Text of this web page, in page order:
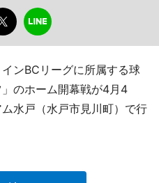
ンBCリーグに所属する球
のホーム開幕戦が4月4
水戸（水戸市見川町）で行